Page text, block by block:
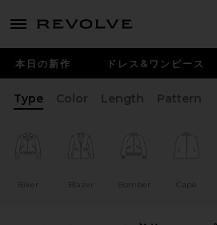
menu - shows more content
本日の新作 ドレス&ワンピース
Type Color Length Pattern
Biker Blazer Bomber Cape